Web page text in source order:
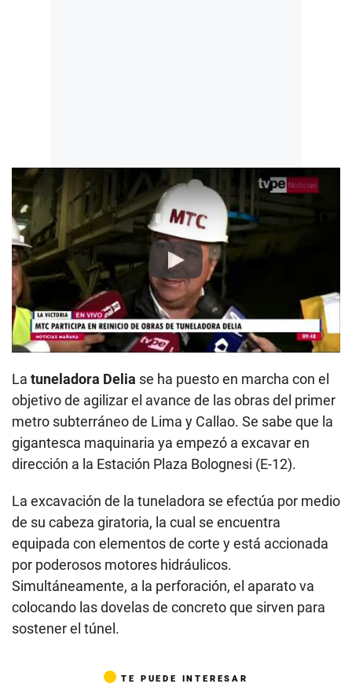
Play
La tuneladora Delia se ha puesto en marcha con el
objetivo de agilizar el avance de las obras del primer
metro subterráneo de Lima y Callao. Se sabe que la
gigantesca maquinaria ya empezó a excavar en
dirección a la Estación Plaza Bolognesi (E-12).
La excavación de la tuneladora se efectúa por medio
de su cabeza giratoria, la cual se encuentra
equipada con elementos de corte y está accionada
por poderosos motores hidráulicos.
Simultáneamente, a la perforación, el aparato va
colocando las dovelas de concreto que sirven para
sostener el túnel.
TE PUEDE INTERESAR